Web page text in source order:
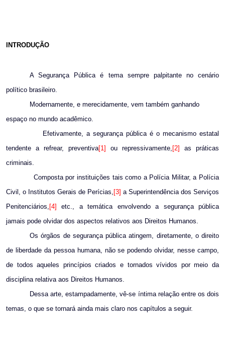
INTRODUÇÃO
A Segurança Pública é tema sempre palpitante no cenário
político brasileiro.
Modernamente, e merecidamente, vem também ganhando
espaço no mundo acadêmico.
Efetivamente, a segurança pública é o mecanismo estatal
tendente a refrear, preventiva[1] ou repressivamente, [2]
as práticas
criminais.
Composta por instituições tais como a Polícia Militar, a Polícia
Civil, o Institutos Gerais de Perícias, [3] a Superintendência dos Serviços
Penitenciários, [4]
etc., a temática envolvendo a segurança pública
jamais pode olvidar dos aspectos relativos aos Direitos Humanos.
Os órgãos de segurança pública atingem, diretamente, o direito
de liberdade da pessoa humana, não se podendo olvidar, nesse campo,
de todos aqueles princípios criados e tornados vívidos por meio da
disciplina relativa aos Direitos Humanos.
Dessa arte, estampadamente, vê-se íntima relação entre os dois
temas, o que se tornará ainda mais claro nos capítulos a seguir.